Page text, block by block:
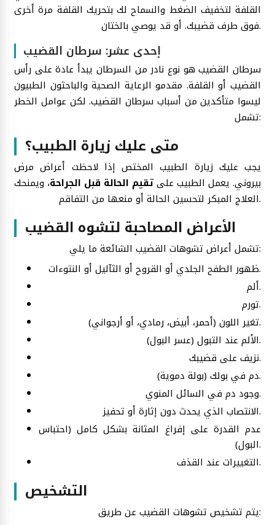
القلفة لتخفيف الضغط والسماح لك بتحريك القلفة مرة أخرى
فوق طرف قضيبك. أو قد يوصي بالختان.
إحدى عشر: سرطان القضيب
سرطان القضيب هو نوع نادر من السرطان يبدأ عادة على رأس
القضيب أو القلفة. مقدمو الرعاية الصحية والباحثون الطبيون
ليسوا متأكدين من أسباب سرطان القضيب. لكن عوامل الخطر
تشمل:
متى عليك زيارة الطبيب؟
يجب عليك زيارة الطبيب المختص إذا لاحظت أعراض مرض
بيروني. يعمل الطبيب علىتقيم الحالة قبل الجراحة، ويمنحك
العلاج المبكر لتحسين الحالة أو منعها من التفاقم.
الأعراض المصاحبة لتشوه القضيب
تشمل أعراض تشوهات القضيب الشائعة ما يلي:
ظهور الطفح الجلدي أو القروح أو الثآليل أو النتوءات.
ألم.
تورم.
تغير اللون (أحمر، أبيض، رمادي، أو أرجواني).
الألم عند التبول (عسر البول).
نزيف على قضيبك.
دم في بولك (بولة دموية).
وجود دم في السائل المنوي.
الانتصاب الذي يحدث دون إثارة أو تحفيز.
عدم القدرة على إفراغ المثانة بشكل كامل (احتباس
البول).
التغييرات عند القذف.
التشخيص
يتم تشخيص تشوهات القضيب عن طريق: